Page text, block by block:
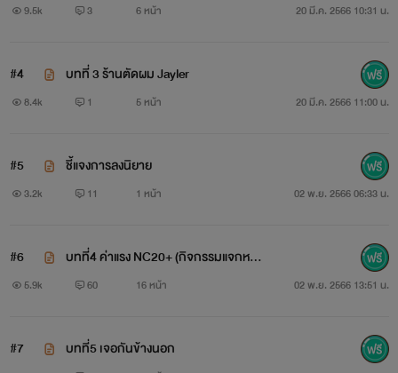
9.5k 3 6 หน้า 20 มี.ค. 2566 10:31 น.
#4 บทที่ 3 ร้านตัดผม Jayler
8.4k 1 5 หน้า 20 มี.ค. 2566 11:00 น.
#5 ชี้แจงการลงนิยาย
3.2k 11 1 หน้า 02 พ.ย. 2566 06:33 น.
#6
บทที่4 ค่าแรง NC20+ (กิจกรรมแจกหนั
งสือ)
5.9k 60 16 หน้า 02 พ.ย. 2566 13:51 น.
#7 บทที่5 เจอกันข้างนอก